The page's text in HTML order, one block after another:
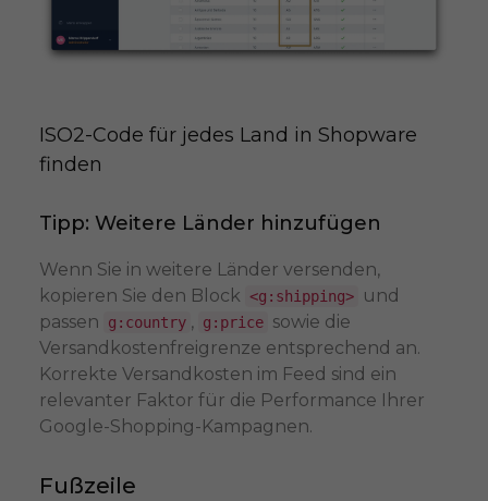
ISO2-Code für jedes Land in Shopware
finden
Tipp: Weitere Länder hinzufügen
Wenn Sie in weitere Länder versenden,
kopieren Sie den Block <g:shipping>
und
passen
g:country , g:price sowie die
Versandkostenfreigrenze entsprechend an.
Korrekte Versandkosten im Feed sind ein
relevanter Faktor für die Performance Ihrer
Google-Shopping-Kampagnen.
Fußzeile